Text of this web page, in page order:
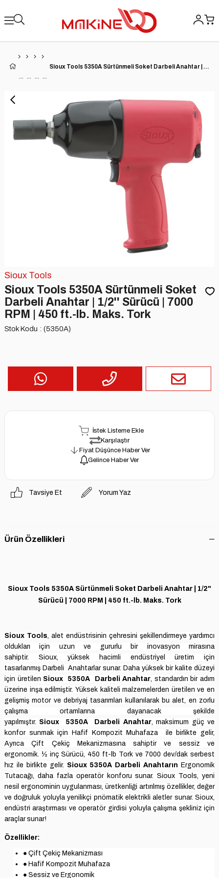
Sioux Tools 5350A Sürtünmeli Soket Darbeli Anahtar | 1/2'' Sürücü | 7000 RPM | 450 ft.-lb. Maks. Tork
Sioux Tools
Sioux Tools 5350A Sürtünmeli Soket
Darbeli Anahtar | 1/2'' Sürücü | 7000
RPM | 450 ft.-lb. Maks. Tork
Stok Kodu (5350A)
İstek Listeme Ekle
Karşılaştır
Fiyat Düşünce Haber Ver
Gelince Haber Ver
Tavsiye Et Yorum Yaz
Ürün Özellikleri
Sioux Tools 5350A Sürtünmeli Soket Darbeli Anahtar | 1/2"
Sürücü | 7000 RPM | 450 ft.-lb. Maks. Tork
Sioux Tools, alet endüstrisinin çehresini şekillendirmeye yardımcı
oldukları için uzun ve gururlu bir inovasyon mirasına
sahiptir. Sioux,yüksek hacimli endüstriyel üretim için
tasarlanmış Darbeli Anahtarlar sunar. Daha yüksek bir kalite düzeyi
için üretilen Sioux 5350A Darbeli Anahtar, standardın bir adım
üzerine inşa edilmiştir. Yüksek kaliteli malzemelerden üretilen ve en
gelişmiş motor ve debriyaj tasarımları kullanılarak bu alet, en zorlu
çalışma ortamlarına dayanacak şekilde
yapılmıştır. Sioux 5350A Darbeli Anahtar, maksimum güç ve
konfor sunmak için Hafif Kompozit Muhafaza ile birlikte gelir,
AyrıcaÇift Çekiç Mekanizmasına sahiptir ve sessiz ve
ergonomik. ½ inç Sürücü, 450 ft-lb Tork ve 7000 dev/dak serbest
hız ile birlikte gelir. Sioux 5350A Darbeli Anahtarın Ergonomik
Tutacağı, daha fazla operatör konforu sunar.Sioux Tools, yeni
nesil ergonominin uygulanması, üretkenliği artırılmış özellikler, değer
ve doğruluk yoluyla yenilikçi pnömatik elektrikli aletler sunar.Sioux,
endüstri araştırması ve operatör girdisi yoluyla çalışma şekliniz için
araçlar sunar!
Özellikler:
● Çift Çekiç Mekanizması
● Hafif Kompozit Muhafaza
● Sessiz ve Ergonomik